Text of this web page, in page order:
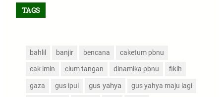
TAGS
bahlil banjir bencana caketum pbnu
cak imin cium tangan dinamika pbnu fikih
gaza gus ipul gus yahya gus yahya maju lagi